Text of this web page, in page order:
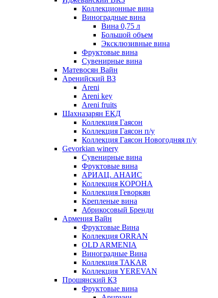
Коллекционные вина
Виноградные вина
Вина 0,75 л
Большой объем
Эксклюзивные вина
Фруктовые вина
Cувенирные вина
Матевосян Вайн
Аренийский ВЗ
Areni
Areni key
Areni fruits
Шахназарян ЕКД
Коллекция Гаясон
Коллекция Гаясон п/у
Коллекция Гаясон Новогодняя п/у
Gevorkian winery
Сувенирные вина
Фруктовые вина
АРИАЦ. АНАИС
Коллекция КОРОНА
Коллекция Геворкян
Крепленые вина
Абрикосовый Бренди
Армения Вайн
Фруктовые Вина
Коллекция ORRAN
OLD ARMENIA
Виноградные Вина
Коллекция TAKAR
Коллекция YEREVAN
Прошянский КЗ
Фруктовые вина